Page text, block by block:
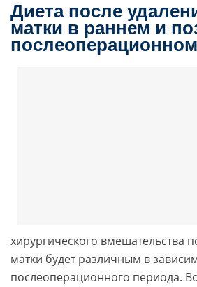
Диета после
матки в раннем и
хирургического вмешательства
матки будет различным в
послеоперационного периода.